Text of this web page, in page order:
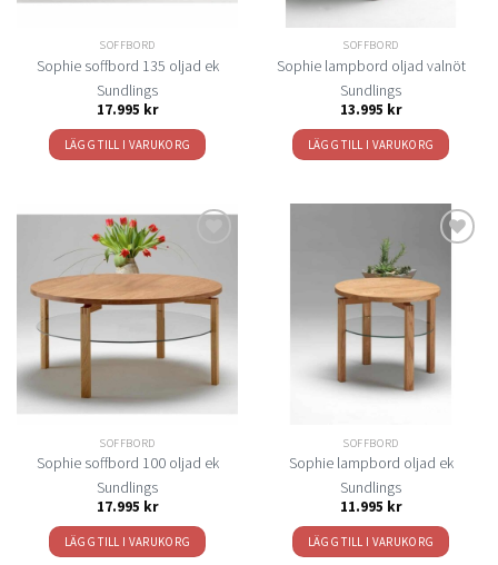
SOFFBORD
Sophie soffbord 135 oljad ek
Sundlings
17.995 kr
LÄGG TILL I VARUKORG
SOFFBORD
Sophie lampbord oljad valnöt
Sundlings
13.995 kr
LÄGG TILL I VARUKORG
Lägg
till i
SOFFBORD
Sophie soffbord 100 oljad ek
Sundlings
17.995 kr
LÄGG TILL I VARUKORG
till i
önskelistan
SOFFBORD
Sophie lampbord oljad ek
Sundlings
11.995 kr
LÄGG TILL I VARUKORG